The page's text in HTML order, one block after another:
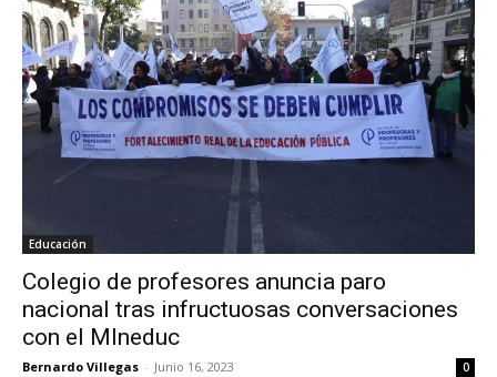
Educación
Colegio de profesores anuncia paro
nacional tras infructuosas conversaciones
con el MIneduc
Bernardo Villegas - Junio 16, 2023 0